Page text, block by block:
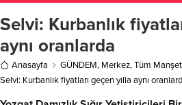
Selvi: Kurbanlık
aynı oranlarda
Anasayfa GÜNDEM, Merkez,Tüm
Selvi: Kurbanlık fiyatları geçen yılla aynı